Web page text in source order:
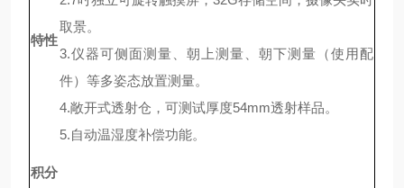
特性
取景。
3.仪器可侧面测量、朝上测量、朝下测量（使用配
件）等多姿态放置测量。
4.敞开式透射仓，可测试厚度54mm透射样品。
5.自动温湿度补偿功能。
积分